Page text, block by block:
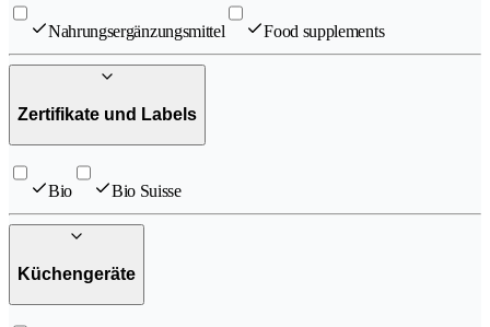
Nahrungsergänzungsmittel Food supplements
Zertifikate und Labels
Bio Bio Suisse
Küchengeräte